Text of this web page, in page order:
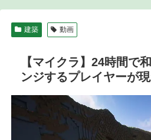
建築 動画
【マイクラ】24時間で
ンジするプレイヤーが